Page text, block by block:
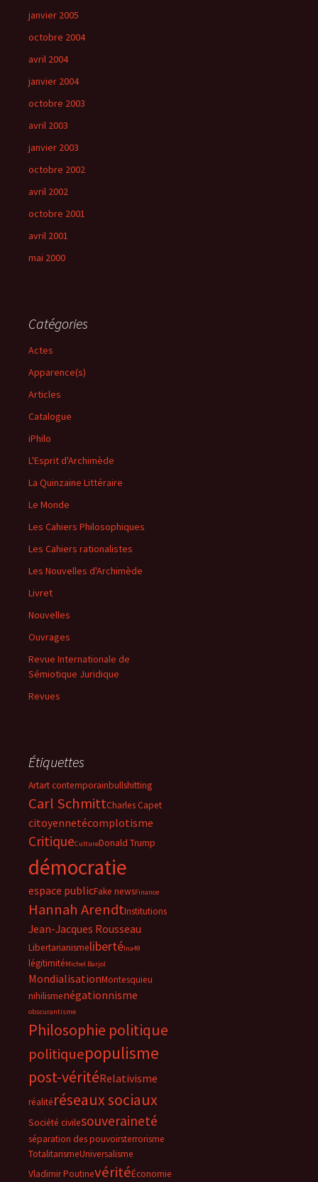
janvier 2005
octobre 2004
avril 2004
janvier 2004
octobre 2003
avril 2003
janvier 2003
octobre 2002
avril 2002
octobre 2001
avril 2001
mai 2000
Catégories
Actes
Apparence(s)
Articles
Catalogue
iPhilo
L'Esprit d'Archimède
La Quinzaine Littéraire
Le Monde
Les Cahiers Philosophiques
Les Cahiers rationalistes
Les Nouvelles d'Archimède
Livret
Nouvelles
Ouvrages
Revue Internationale de
Sémiotique Juridique
Revues
Étiquettes
Artart contemporainbullshitting
Carl SchmittCharles Capet
citoyennetécomplotisme
CritiqueCultureDonald Trump
démocratie
espace publicFake newsFinance
Hannah ArendtInstitutions
Jean-Jacques Rousseau
Libertarianismelibertélna49
légitimitéMichel Barjol
MondialisationMontesquieu
nihilismenégationnisme
obscurantisme
Philosophie politique
politiquepopulisme
post-véritéRelativisme
réalitéréseaux sociaux
Société civilesouveraineté
séparation des pouvoirsterrorisme
TotalitarismeUniversalisme
Vladimir PoutinevéritéÉconomie